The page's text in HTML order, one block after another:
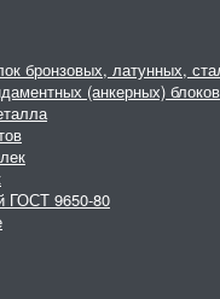
бронзовых, латунных,
(анкерных) блоков
ГОСТ 9650-80